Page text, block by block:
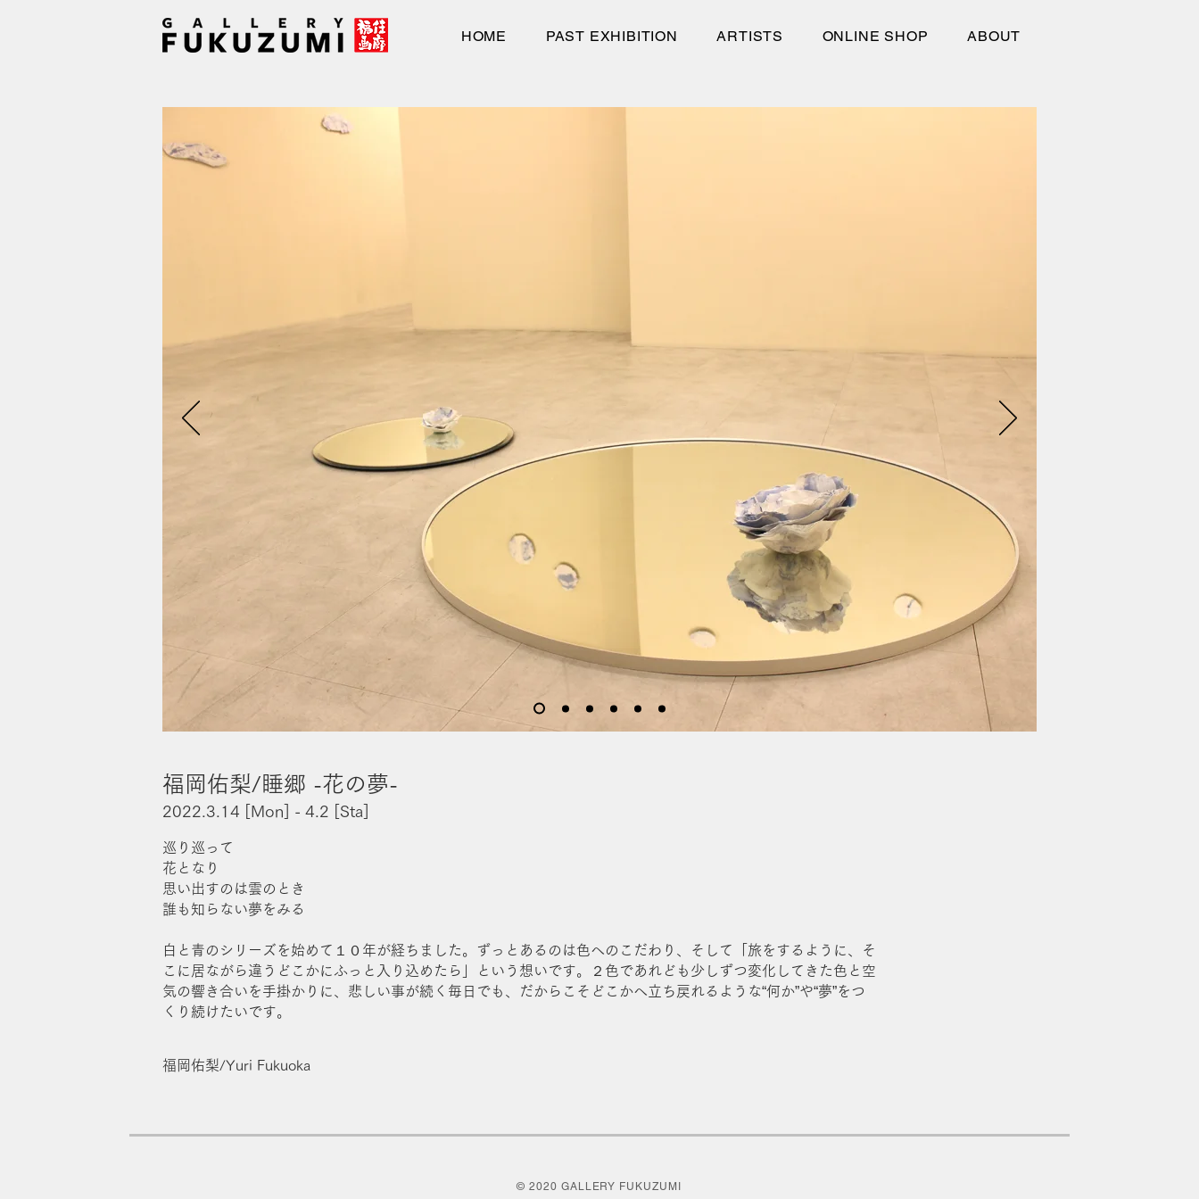
HOME PAST EXHIBITION ARTISTS ONLINE SHOP ABOUT
福岡佑梨/睡郷 -花の夢-
2022.3.14 [Mon] - 4.2 [Sta]
巡り巡って
花となり
思い出すのは雲のとき
誰も知らない夢をみる
白と青のシリーズを始めて１０年が経ちました。ずっとあるのは色へのこだわり、そして「旅をするように、そ
こに居ながら違うどこかにふっと入り込めたら」という想いです。２色であれども少しずつ変化してきた色と空
気の響き合いを手掛かりに、悲しい事が続く毎日でも、だからこそどこかへ立ち戻れるような“何か”や“夢”をつ
くり続けたいです。
​福岡佑梨/Yuri Fukuoka
© 2020 GALLERY FUKUZUMI